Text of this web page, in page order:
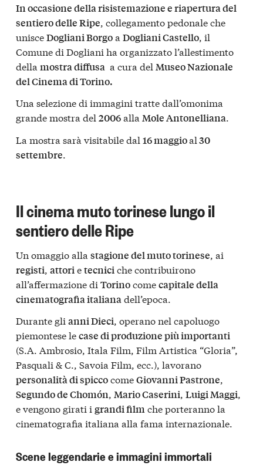
In occasione della risistemazione e riapertura del
sentiero delle Ripe, collegamento pedonale che
unisceDogliani Borgoa Dogliani Castello, il
Comune di Dogliani ha organizzato l’allestimento
della mostra diffusa a cura del Museo Nazionale
del Cinema di Torino.
Una selezione di immagini tratte dall’omonima
grande mostra del 2006alla Mole Antonelliana.
La mostra sarà visitabile dal 16 maggioal30
settembre.
Il cinema muto torinese lungo il
sentiero delle Ripe
Un omaggio alla stagione del muto torinese, ai
registi, attorietecniciche contribuirono
all’affermazione di Torinocomecapitale della
cinematografia italianadell’epoca.
Durante gli anni Dieci, operano nel capoluogo
piemontese lecase di produzione più importanti
(S.A. Ambrosio, Itala Film, Film Artistica “Gloria”,
Pasquali & C., Savoia Film, ecc.), lavorano
personalità di spiccocomeGiovanni Pastrone,
Segundo de Chomón, Mario Caserini, Luigi Maggi,
e vengono girati i grandi filmche porteranno la
cinematografia italiana alla fama internazionale.
Scene leggendarie e immagini immortali